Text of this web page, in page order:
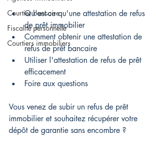
Courtier bancaire
Fiscalité personnelle
Courtiers immobiliers
Qu'est-ce qu'une attestation de refus
de prêt immobilier
Comment obtenir une attestation de
refus de prêt bancaire
Utiliser l'attestation de refus de prêt
efficacement
Foire aux questions
Vous venez de subir un refus de prêt
immobilier et souhaitez récupérer votre
dépôt de garantie sans encombre ?